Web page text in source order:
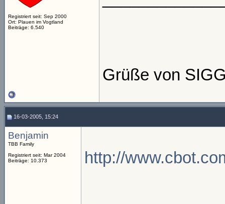
Registriert seit: Sep 2000
Ort: Plauen im Vogtland
Beiträge: 6.540
Grüße von
16-03-2005, 15:24
Benjamin
TBB Family
Registriert seit: Mar 2004
Beiträge: 10.373
http://